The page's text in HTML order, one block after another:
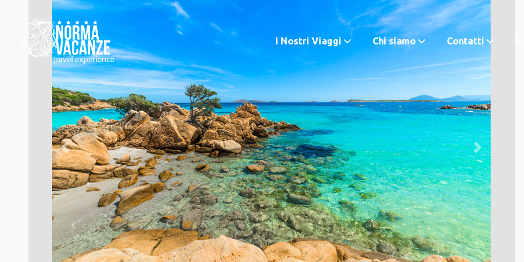
I Nostri Viaggi Chi siamo Contatti
Previous Next